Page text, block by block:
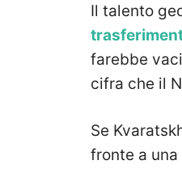
Il talento
farebbe
cifra che il
Se
fronte a